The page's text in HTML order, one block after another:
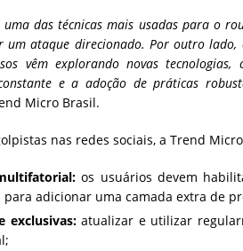
das técnicas mais usadas para o
um ataque direcionado. Por outro lado,
vêm explorando novas
e a adoção de práticas
Micro Brasil.
nas redes sociais, a Trend
os usuários devem
para adicionar uma camada extra de
exclusivas:atualizar e utilizar